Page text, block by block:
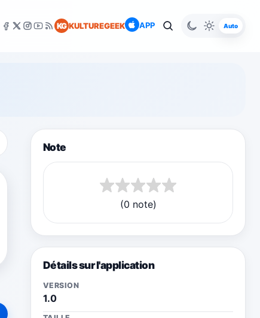
KG KULTUREGEEK APP Auto
Note
(0 note)
Détails sur l'application
VERSION
1.0